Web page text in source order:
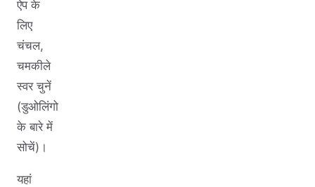
ऐप के
लिए
चंचल,
चमकीले
स्वर चुनें
(डुओलिंगो
के बारे में
सोचें)।
यहां